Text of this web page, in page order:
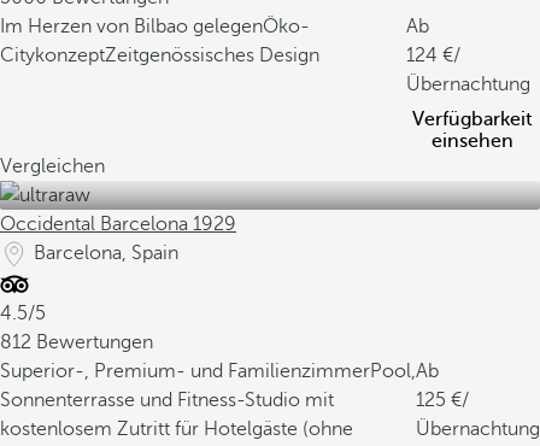
Im Herzen von Bilbao gelegenÖko-
CitykonzeptZeitgenössisches Design
Ab
124
/
Übernachtung
Verfügbarkeit
einsehen
Vergleichen
Occidental Barcelona 1929
Barcelona, Spain
4.5/5
812 Bewertungen
Superior-, Premium- und FamilienzimmerPool,
Sonnenterrasse und Fitness-Studio mit
kostenlosem Zutritt für Hotelgäste (ohne
Ab
125
/
Übernachtung